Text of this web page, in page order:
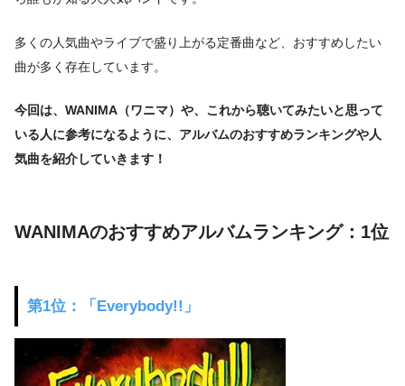
多くの人気曲やライブで盛り上がる定番曲など、おすすめしたい
曲が多く存在しています。
今回は、WANIMA（ワニマ）や、これから聴いてみたいと思って
いる人に参考になるように、アルバムのおすすめランキングや人
気曲を紹介していきます！
WANIMAのおすすめアルバムランキング：1位
第1位：「Everybody!!」